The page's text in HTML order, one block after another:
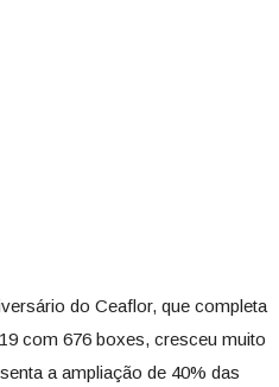
do Ceaflor, que completa
com 676 boxes, cresceu muito
a ampliação de 40% das